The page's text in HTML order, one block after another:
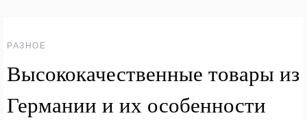
РАЗНОЕ
Высококачественные товары из
Германии и их особенности